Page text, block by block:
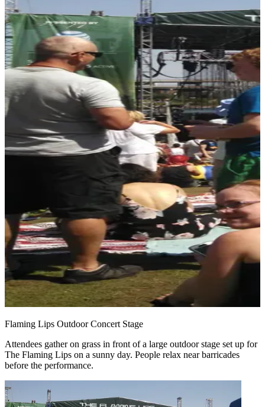
Flaming Lips Outdoor Concert Stage
Attendees gather on grass in front of a large outdoor stage set up for
The Flaming Lips on a sunny day. People relax near barricades
before the performance.